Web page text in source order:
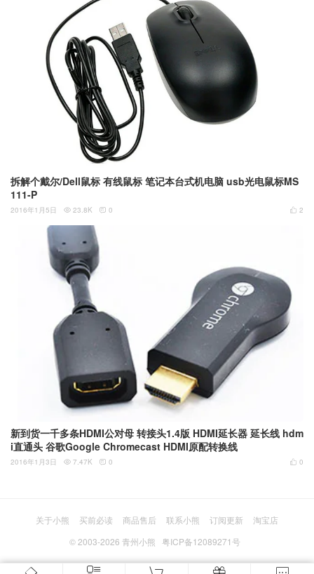
拆解个戴尔/Dell鼠标 有线鼠标 笔记本台式机电脑 usb光电鼠标MS
111-P
 2
2016年1月5日  23.8K  0
新到货一千多条HDMI公对母 转接头1.4版 HDMI延长器 延长线 hdm
i直通头 谷歌Google Chromecast HDMI原配转换线
 0
2016年1月3日  7.47K  0
关于小熊 买前必读 商品售后 联系小熊 订阅更新
淘宝店
© 2003-2026 青州小熊 粤ICP备12089271号